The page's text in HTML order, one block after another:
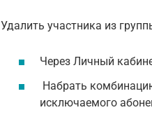
Удалить участника из
Через Личный
Набрать
исключаемого